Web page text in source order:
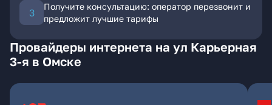
Получите консультацию: оператор перезвонит и
предложит лучшие тарифы
Провайдеры интернета на ул Карьерная
3-я в Омске